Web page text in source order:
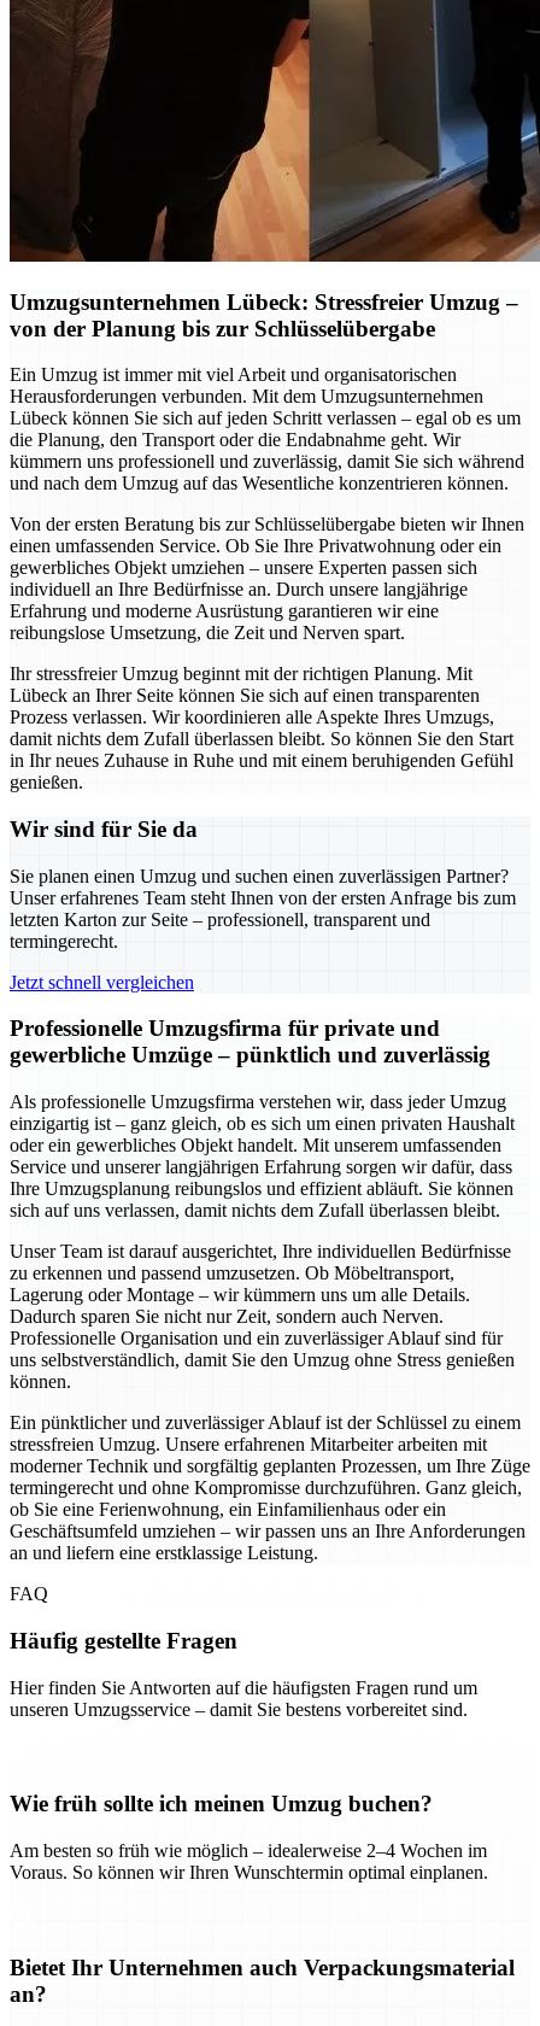
Umzugsunternehmen Lübeck: Stressfreier Umzug –
von der Planung bis zur Schlüsselübergabe
Ein Umzug ist immer mit viel Arbeit und organisatorischen
Herausforderungen verbunden. Mit dem Umzugsunternehmen
Lübeck können Sie sich auf jeden Schritt verlassen – egal ob es um
die Planung, den Transport oder die Endabnahme geht. Wir
kümmern uns professionell und zuverlässig, damit Sie sich während
und nach dem Umzug auf das Wesentliche konzentrieren können.
Von der ersten Beratung bis zur Schlüsselübergabe bieten wir Ihnen
einen umfassenden Service. Ob Sie Ihre Privatwohnung oder ein
gewerbliches Objekt umziehen – unsere Experten passen sich
individuell an Ihre Bedürfnisse an. Durch unsere langjährige
Erfahrung und moderne Ausrüstung garantieren wir eine
reibungslose Umsetzung, die Zeit und Nerven spart.
Ihr stressfreier Umzug beginnt mit der richtigen Planung. Mit
Lübeck an Ihrer Seite können Sie sich auf einen transparenten
Prozess verlassen. Wir koordinieren alle Aspekte Ihres Umzugs,
damit nichts dem Zufall überlassen bleibt. So können Sie den Start
in Ihr neues Zuhause in Ruhe und mit einem beruhigenden Gefühl
genießen.
Wir sind für Sie da
Sie planen einen Umzug und suchen einen zuverlässigen Partner?
Unser erfahrenes Team steht Ihnen von der ersten Anfrage bis zum
letzten Karton zur Seite – professionell, transparent und
termingerecht.
Jetzt schnell vergleichen
Professionelle Umzugsfirma für private und
gewerbliche Umzüge – pünktlich und zuverlässig
Als professionelle Umzugsfirma verstehen wir, dass jeder Umzug
einzigartig ist – ganz gleich, ob es sich um einen privaten Haushalt
oder ein gewerbliches Objekt handelt. Mit unserem umfassenden
Service und unserer langjährigen Erfahrung sorgen wir dafür, dass
Ihre Umzugsplanung reibungslos und effizient abläuft. Sie können
sich auf uns verlassen, damit nichts dem Zufall überlassen bleibt.
Unser Team ist darauf ausgerichtet, Ihre individuellen Bedürfnisse
zu erkennen und passend umzusetzen. Ob Möbeltransport,
Lagerung oder Montage – wir kümmern uns um alle Details.
Dadurch sparen Sie nicht nur Zeit, sondern auch Nerven.
Professionelle Organisation und ein zuverlässiger Ablauf sind für
uns selbstverständlich, damit Sie den Umzug ohne Stress genießen
können.
Ein pünktlicher und zuverlässiger Ablauf ist der Schlüssel zu einem
stressfreien Umzug. Unsere erfahrenen Mitarbeiter arbeiten mit
moderner Technik und sorgfältig geplanten Prozessen, um Ihre Züge
termingerecht und ohne Kompromisse durchzuführen. Ganz gleich,
ob Sie eine Ferienwohnung, ein Einfamilienhaus oder ein
Geschäftsumfeld umziehen – wir passen uns an Ihre Anforderungen
an und liefern eine erstklassige Leistung.
FAQ
Häufig gestellte Fragen
Hier finden Sie Antworten auf die häufigsten Fragen rund um
unseren Umzugsservice – damit Sie bestens vorbereitet sind.
Wie früh sollte ich meinen Umzug buchen?
Am besten so früh wie möglich – idealerweise 2–4 Wochen im
Voraus. So können wir Ihren Wunschtermin optimal einplanen.
Bietet Ihr Unternehmen auch Verpackungsmaterial
an?